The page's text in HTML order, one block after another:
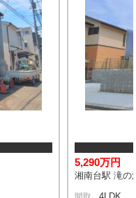
5,290万円
湘南台駅 滝の